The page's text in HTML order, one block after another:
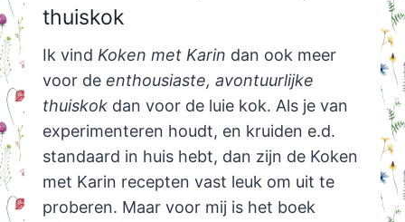
thuiskok
Ik vind Koken met Karin dan ook meer
voor de enthousiaste, avontuurlijke
thuiskokdan voor de luie kok. Als je van
experimenteren houdt, en kruiden e.d.
standaard in huis hebt, dan zijn de Koken
met Karin recepten vast leuk om uit te
proberen. Maar voor mij is het boek